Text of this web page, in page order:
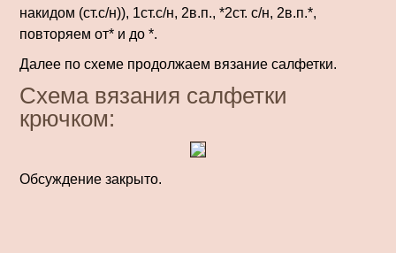
накидом (ст.с/н)), 1ст.с/н, 2в.п., *2ст. с/н, 2в.п.*,
повторяем от* и до *.
Далее по схеме продолжаем вязание салфетки.
Схема вязания салфетки
крючком:
Обсуждение закрыто.